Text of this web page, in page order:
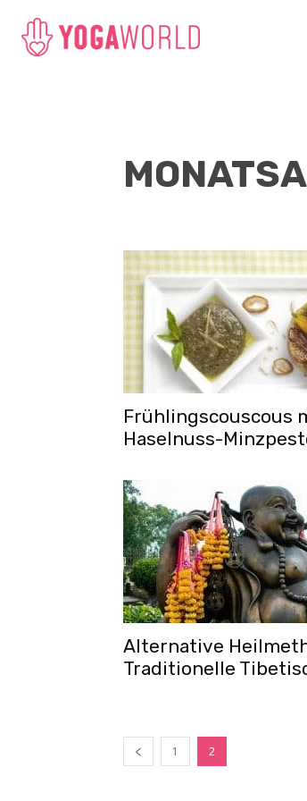
Frühlingscouscous
Haselnuss-
Alternative
Traditionelle
1 2